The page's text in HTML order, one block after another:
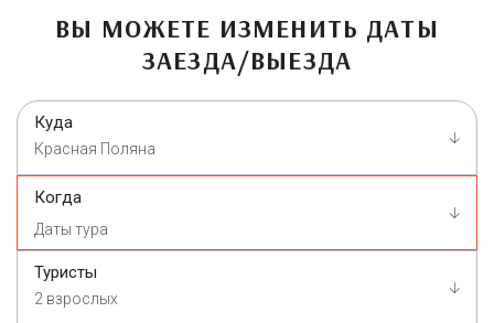
ВЫ МОЖЕТЕ ИЗМЕНИТЬ ДАТЫ
ЗАЕЗДА/ВЫЕЗДА
Куда
Красная Поляна
Когда
Туристы
2 взрослых